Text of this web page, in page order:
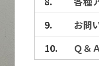
お問
Ｑ＆